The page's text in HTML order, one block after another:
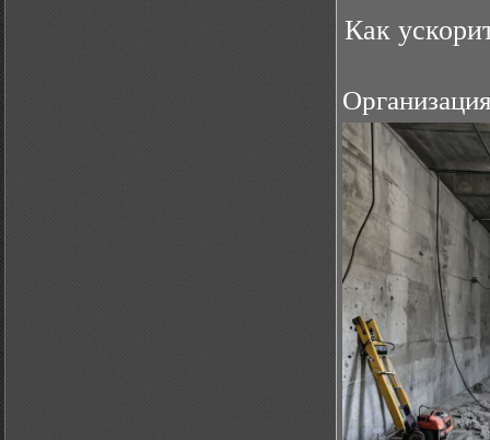
Как